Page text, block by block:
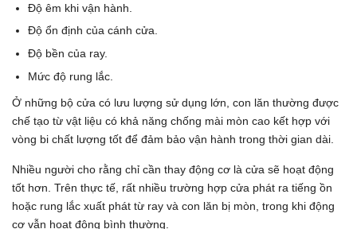
Độ êm khi vận hành.
Độ ổn định của cánh cửa.
Độ bền của ray.
Mức độ rung lắc.
Ở những bộ cửa có lưu lượng sử dụng lớn, con lăn thường được
chế tạo từ vật liệu có khả năng chống mài mòn cao kết hợp với
vòng bi chất lượng tốt để đảm bảo vận hành trong thời gian dài.
Nhiều người cho rằng chỉ cần thay động cơ là cửa sẽ hoạt động
tốt hơn. Trên thực tế, rất nhiều trường hợp cửa phát ra tiếng ồn
hoặc rung lắc xuất phát từ ray và con lăn bị mòn, trong khi động
cơ vẫn hoạt động bình thường.